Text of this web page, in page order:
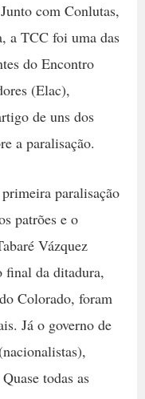
com Conlutas,
a TCC foi uma das
do Encontro
(Elac),
de uns dos
a paralisação.
paralisação
patrões e o
Vázquez
final da ditadura,
Colorado, foram
Já o governo de
todas as